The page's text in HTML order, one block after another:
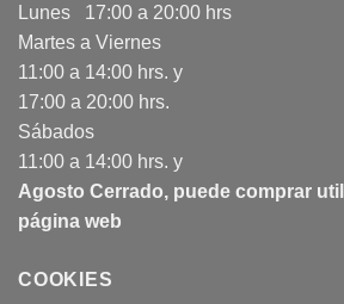
Lunes 17:00 a 20:00 hrs
Martes a Viernes
11:00 a 14:00 hrs. y
17:00 a 20:00 hrs.
Sábados
11:00 a 14:00 hrs. y
Agosto Cerrado, puede comprar
página web
COOKIES